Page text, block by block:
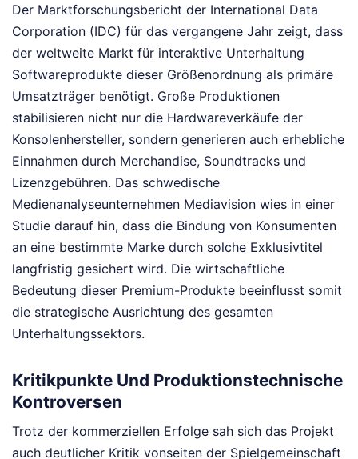
Der Marktforschungsbericht der International Data
Corporation (IDC) für das vergangene Jahr zeigt, dass
der weltweite Markt für interaktive Unterhaltung
Softwareprodukte dieser Größenordnung als primäre
Umsatzträger benötigt. Große Produktionen
stabilisieren nicht nur die Hardwareverkäufe der
Konsolenhersteller, sondern generieren auch erhebliche
Einnahmen durch Merchandise, Soundtracks und
Lizenzgebühren. Das schwedische
Medienanalyseunternehmen Mediavision wies in einer
Studie darauf hin, dass die Bindung von Konsumenten
an eine bestimmte Marke durch solche Exklusivtitel
langfristig gesichert wird. Die wirtschaftliche
Bedeutung dieser Premium-Produkte beeinflusst somit
die strategische Ausrichtung des gesamten
Unterhaltungssektors.
Kritikpunkte Und Produktionstechnische
Kontroversen
Trotz der kommerziellen Erfolge sah sich das Projekt
auch deutlicher Kritik vonseiten der Spielgemeinschaft